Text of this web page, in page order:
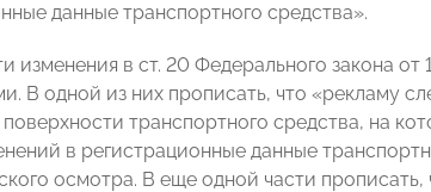
данные транспортного средства».
изменения в ст. 20 Федерального закона
В одной из них прописать, что «рекламу
транспортного средства, на
в регистрационные данные
осмотра. В еще одной части прописать,